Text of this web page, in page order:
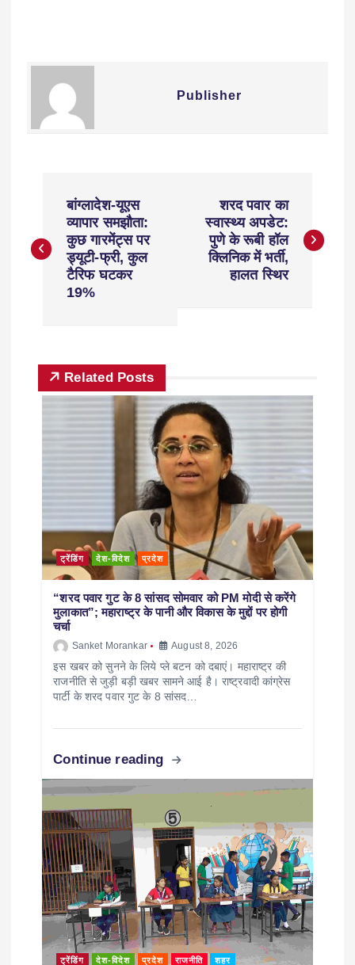
Publisher
बांग्लादेश-यूएस
व्यापार समझौता:
कुछ गारमेंट्स पर
ड्यूटी-फ्री, कुल
टैरिफ घटकर
19%
शरद पवार का
स्वास्थ्य अपडेट:
पुणे के रूबी हॉल
क्लिनिक में भर्ती,
हालत स्थिर
Related Posts
ट्रेंडिंग देश-विदेश प्रदेश
“शरद पवार गुट के 8 सांसद सोमवार को PM मोदी से करेंगे
मुलाकात”; महाराष्ट्र के पानी और विकास के मुद्दों पर होगी
चर्चा
Sanket Morankar August 8, 2026
इस खबर को सुनने के लिये प्ले बटन को दबाएं। महाराष्ट्र की
राजनीति से जुड़ी बड़ी खबर सामने आई है। राष्ट्रवादी कांग्रेस
पार्टी के शरद पवार गुट के 8 सांसद…
Continue reading
ट्रेंडिंग देश-विदेश प्रदेश राजनीति शहर